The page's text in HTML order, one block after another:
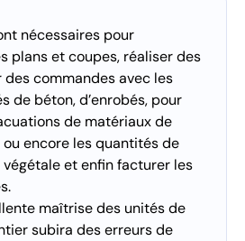
nécessaires pour
plans et coupes, réaliser des
des commandes avec les
de béton, d’enrobés, pour
de matériaux de
encore les quantités de
et enfin facturer les
maîtrise des unités de
subira des erreurs de